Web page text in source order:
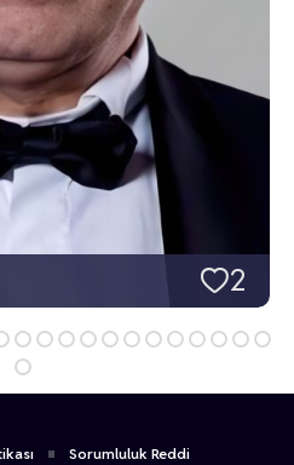
2
Sorumluluk Reddi